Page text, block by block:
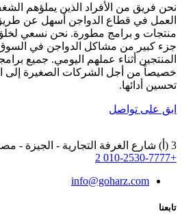
نحن فريق من الأفراد الذين يملؤهم
العمل في قطاع الدواجن أسهل عن
منتجات و برامج مطورة. نحن نسعي
جزء كبير من مشاكل الدواجن في
المنتجين أثناء عملهم اليومي. جميع
خصيصاً من أجل الشركات الصغيرة إلى
تحسين أدائها.
ابق على تواصل
3 (أ) شارع الغرفة التجارية - الجيزة - مصر
+2 010-2530-7777
info@goharz.com
تابعنا